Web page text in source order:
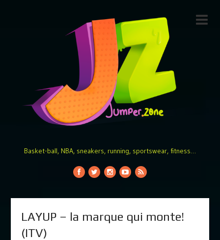
Basket-ball, NBA, sneakers, running, sportswear, fitness…
LAYUP – la marque qui monte!
(ITV)